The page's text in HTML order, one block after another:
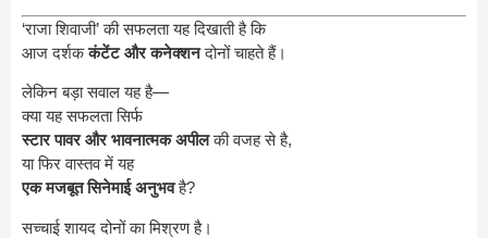
‘राजा शिवाजी’ की सफलता यह दिखाती है कि
आज दर्शककंटेंट और कनेक्शनदोनों चाहते हैं।
लेकिन बड़ा सवाल यह है—
क्या यह सफलता सिर्फ
स्टार पावर और भावनात्मक अपीलकी वजह से है,
या फिर वास्तव में यह
एक मजबूत सिनेमाई अनुभवहै?
सच्चाई शायद दोनों का मिश्रण है।